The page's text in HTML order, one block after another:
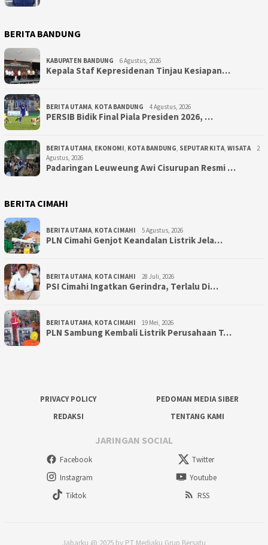
BERITA BANDUNG
KABUPATEN BANDUNG 6 Agustus, 2026
Kepala Staf Kepresidenan Tinjau Kesiapan…
BERITA UTAMA, KOTA BANDUNG 4 Agustus, 2026
PERSIB Bidik Final Piala Presiden 2026, …
BERITA UTAMA, EKONOMI, KOTA BANDUNG, SEPUTAR KITA, WISATA
2
Agustus, 2026
Padaringan Leuweung Awi Cisurupan Resmi …
BERITA CIMAHI
BERITA UTAMA, KOTA CIMAHI 5 Agustus, 2026
PLN Cimahi Genjot Keandalan Listrik Jela…
BERITA UTAMA, KOTA CIMAHI 28 Juli, 2026
PSI Cimahi Ingatkan Gerindra, Terlalu Di…
BERITA UTAMA, KOTA CIMAHI 19 Mei, 2026
PLN Sambung Kembali Listrik Perusahaan T…
PRIVACY POLICY
PEDOMAN MEDIA SIBER
REDAKSI
TENTANG KAMI
JARINGAN SOCIAL
Facebook
Twitter
Instagram
Youtube
Tiktok
RSS